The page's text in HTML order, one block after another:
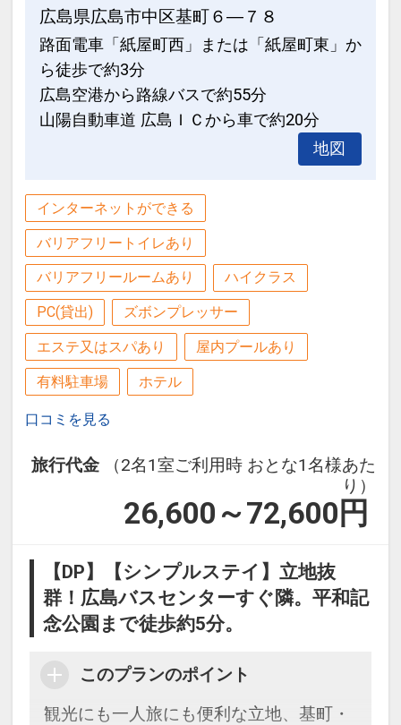
広島県広島市中区基町６―７８
路面電車「紙屋町西」または「紙屋町東」か
ら徒歩で約3分
広島空港から路線バスで約55分
山陽自動車道 広島ＩＣから車で約20分
地図
インターネットができる
バリアフリートイレあり
バリアフリールームあり ハイクラス
PC(貸出) ズボンプレッサー
エステ又はスパあり 屋内プールあり
有料駐車場 ホテル
口コミを見る
旅行代金
（2名1室ご利用時 おとな1名様あた
り）
26,600～72,600 円
【DP】【シンプルステイ】立地抜
群！広島バスセンターすぐ隣。平和記
念公園まで徒歩約5分。
このプランのポイント
観光にも一人旅にも便利な立地、基町・